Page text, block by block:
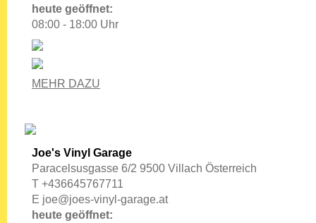
heute geöffnet:
08:00 - 18:00 Uhr
MEHR DAZU
Joe's Vinyl Garage
Paracelsusgasse 6/2 9500 Villach Österreich
T +436645767711
E joe@joes-vinyl-garage.at
heute geöffnet: